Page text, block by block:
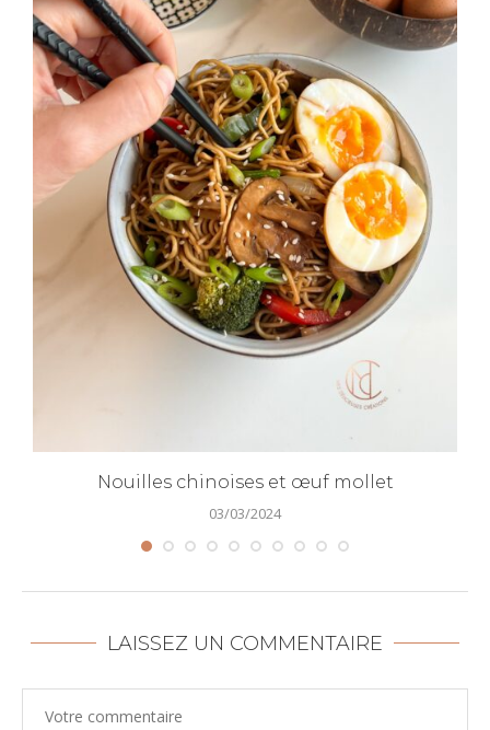
Nouilles chinoises et œuf mollet
03/03/2024
LAISSEZ UN COMMENTAIRE